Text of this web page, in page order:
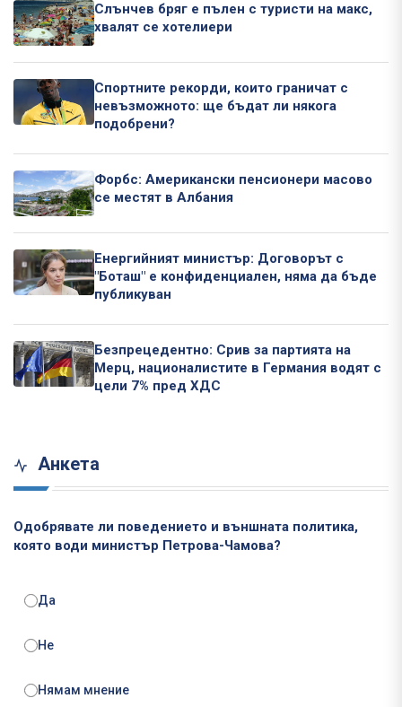
Слънчев бряг е пълен с туристи на макс,
хвалят се хотелиери
Спортните рекорди, които граничат с
невъзможното: ще бъдат ли някога
подобрени?
Форбс: Американски пенсионери масово
се местят в Албания
Енергийният министър: Договорът с
"Боташ" е конфиденциален, няма да бъде
публикуван
Безпрецедентно: Срив за партията на
Мерц, националистите в Германия водят с
цели 7% пред ХДС
Анкета
Одобрявате ли поведението и външната политика,
която води министър Петрова-Чамова?
Да
Не
Нямам мнение